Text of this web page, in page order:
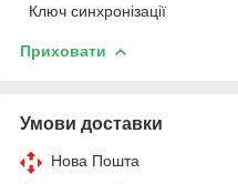
Ключ синхронізації
Приховати
Умови доставки
Нова Пошта